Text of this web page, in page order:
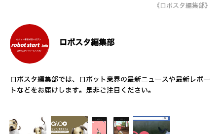
《ロボスタ編集部》
ロボスタ編集部
ロボスタ編集部では、ロボット業界の最新ニュースや最新レポー
トなどをお届けします。是非ご注目ください。